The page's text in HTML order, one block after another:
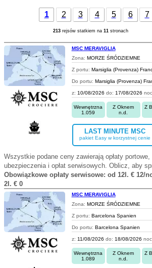
1 2 3 4 5 6 7
213 rejsów statkiem na 11 stronach
MSC MERAVIGLIA
Zona: MORZE ŚRÓDZIEMNE
Z portu: Marsiglia (Provenza)
Do portu: Marsiglia (Provenza)
z: 10/08/2026 do: 17/08/2026
Wewnętrzna
1.059
Z Oknem
n.d.
Z
LAST MINUTE MSC
pakiet Easy w korzystnej cenie
Wszystkie podane ceny zawierają opłaty
ubezpieczenia i opłat serwisowych. Oblicz, aby
Obowiązkowe opłaty serwisowe: od 12l. € 12/
2l. € 0
MSC MERAVIGLIA
Zona: MORZE ŚRÓDZIEMNE
Z portu: Barcelona Spanien
Do portu: Barcelona Spanien
z: 11/08/2026 do: 18/08/2026
Wewnętrzna
1.089
Z Oknem
n.d.
Z